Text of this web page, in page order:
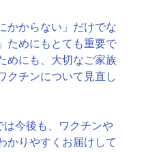
かからない」だけでな
ためにもとても重要で
めにも、大切なご家族
クチンについて見直し
は今後も、ワクチンや
かりやすくお届けして